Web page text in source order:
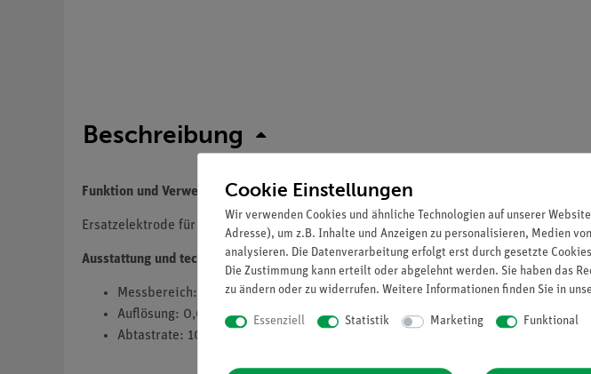
Beschreibung
Funktion und Verwendung
Ersatzelektrode für die Nutzung mit dem Sensor Cobra SMARTsense - Oxygen.
Ausstattung und technische Daten
Messbereich: 0 ... 20 mg/l
Auflösung: 0,01 mg/l
Abtastrate: 100 Hz
Cookie Einstellungen
Wir verwenden Cookies und ähnliche Technologien auf unserer
Adresse), um z.B. Inhalte und Anzeigen zu personalisieren, Medien
analysieren. Die Datenverarbeitung erfolgt erst durch gesetzte
Die Zustimmung kann erteilt oder abgelehnt werden. Sie haben das
zu ändern oder zu widerrufen. Weitere Informationen finden Sie in
Essenziell Statistik Marketing Funktional